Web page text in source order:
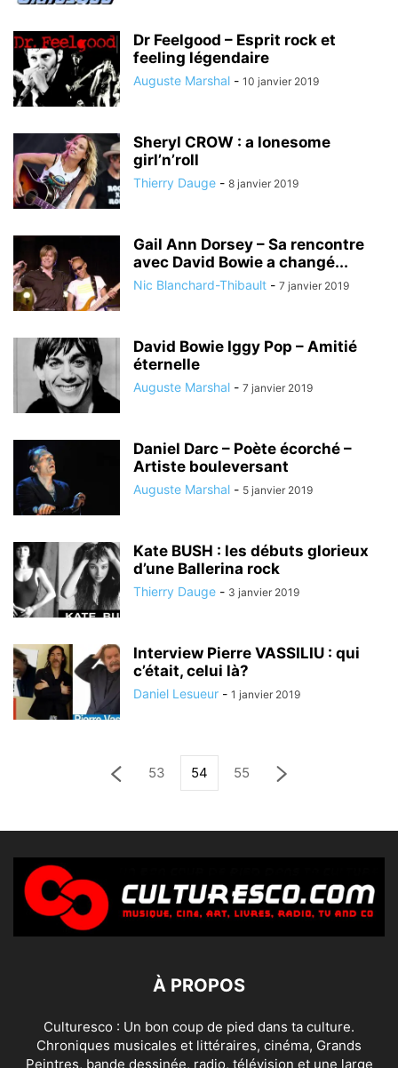
Dr Feelgood – Esprit rock et
feeling légendaire
Auguste Marshal - 10 janvier 2019
Sheryl CROW : a lonesome
girl’n’roll
Thierry Dauge - 8 janvier 2019
Gail Ann Dorsey – Sa rencontre
avec David Bowie a changé...
Nic Blanchard-Thibault - 7 janvier 2019
David Bowie Iggy Pop – Amitié
éternelle
Auguste Marshal - 7 janvier 2019
Daniel Darc – Poète écorché –
Artiste bouleversant
Auguste Marshal - 5 janvier 2019
Kate BUSH : les débuts glorieux
d’une Ballerina rock
Thierry Dauge - 3 janvier 2019
Interview Pierre VASSILIU : qui
c’était, celui là?
Daniel Lesueur - 1 janvier 2019
53 54 55
À PROPOS
Culturesco : Un bon coup de pied dans ta culture.
Chroniques musicales et littéraires, cinéma, Grands
Peintres, bande dessinée, radio, télévision et une large